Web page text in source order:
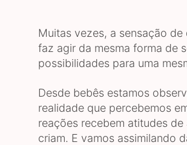
Muitas vezes, a sensação
faz agir da mesma forma de
possibilidades para uma
Desde bebês estamos
realidade que percebemos
reações recebem atitudes
criam. E vamos assimilando